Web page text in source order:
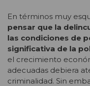
En términos muy
pensar que la
las condiciones de
significativa de la
el crecimiento
adecuadas debiera
criminalidad. Sin